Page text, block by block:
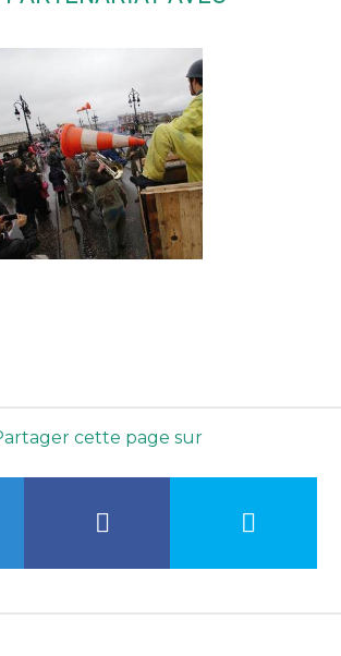
cette page sur